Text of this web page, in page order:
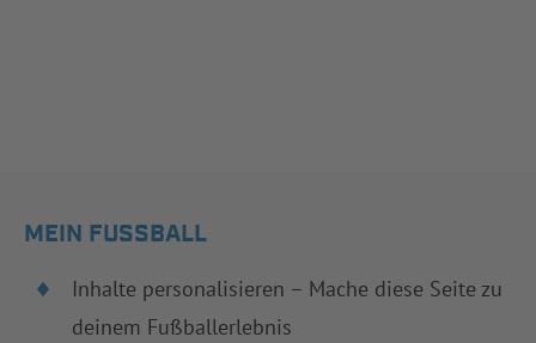
MEIN FUSSBALL
Inhalte personalisieren – Mache diese Seite zu
deinem Fußballerlebnis